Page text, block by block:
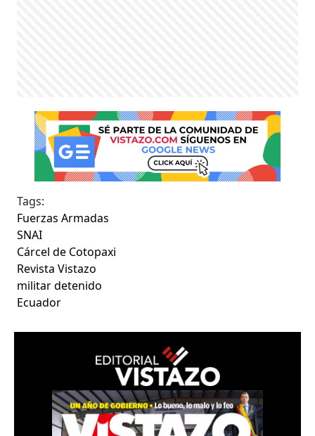
Tags:
Fuerzas Armadas
SNAI
Cárcel de Cotopaxi
Revista Vistazo
militar detenido
Ecuador